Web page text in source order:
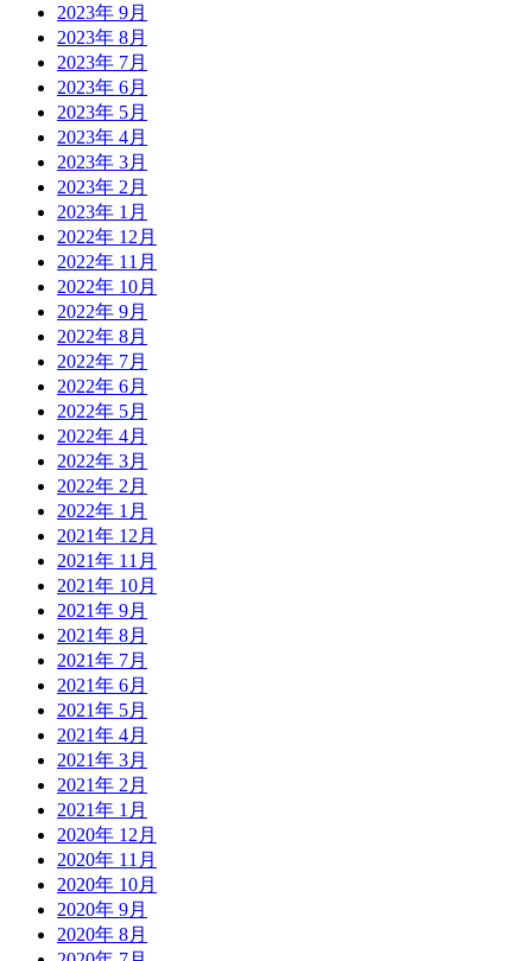
2023年 9月
2023年 8月
2023年 7月
2023年 6月
2023年 5月
2023年 4月
2023年 3月
2023年 2月
2023年 1月
2022年 12月
2022年 11月
2022年 10月
2022年 9月
2022年 8月
2022年 7月
2022年 6月
2022年 5月
2022年 4月
2022年 3月
2022年 2月
2022年 1月
2021年 12月
2021年 11月
2021年 10月
2021年 9月
2021年 8月
2021年 7月
2021年 6月
2021年 5月
2021年 4月
2021年 3月
2021年 2月
2021年 1月
2020年 12月
2020年 11月
2020年 10月
2020年 9月
2020年 8月